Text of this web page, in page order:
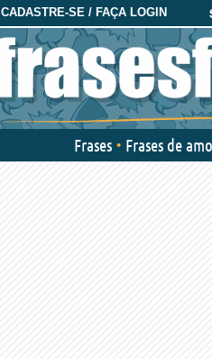
CADASTRE-SE / FAÇA LOGIN
Frases Frases de